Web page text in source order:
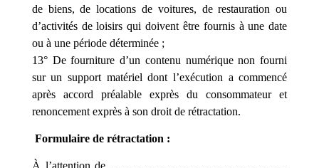
de biens, de locations de voitures, de restauration ou
d’activités de loisirs qui doivent être fournis à une date
ou à une période déterminée ;
13° De fourniture d’un contenu numérique non fourni
sur un support matériel dont l’exécution a commencé
après accord préalable exprès du consommateur et
renoncement exprès à son droit de rétractation.
Formulaire de rétractation :
À l’attention de ………………………………………..